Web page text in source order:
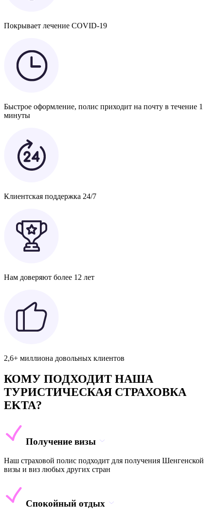
Покрывает лечение COVID-19
Быстрое оформление, полис приходит на почту в течение 1
минуты
Клиентская поддержка 24/7
Нам доверяют более 12 лет
2,6+ миллиона довольных клиентов
КОМУ ПОДХОДИТ НАША
ТУРИСТИЧЕСКАЯ СТРАХОВКА
EKTA?
Получение визы
Наш страховой полис подходит для получения Шенгенской
визы и виз любых других стран
Спокойный отдых